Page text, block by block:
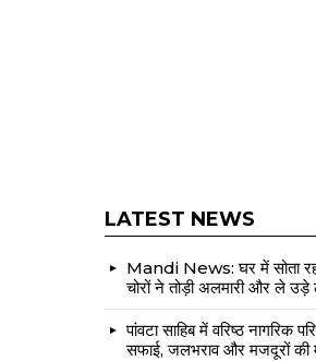
LATEST NEWS
Mandi News: घर में सोता
चोरों ने तोड़ी अलमारी और ले
पांवटा साहिब में वरिष्ठ नागरिक
सफाई, जलभराव और मजदूरों की